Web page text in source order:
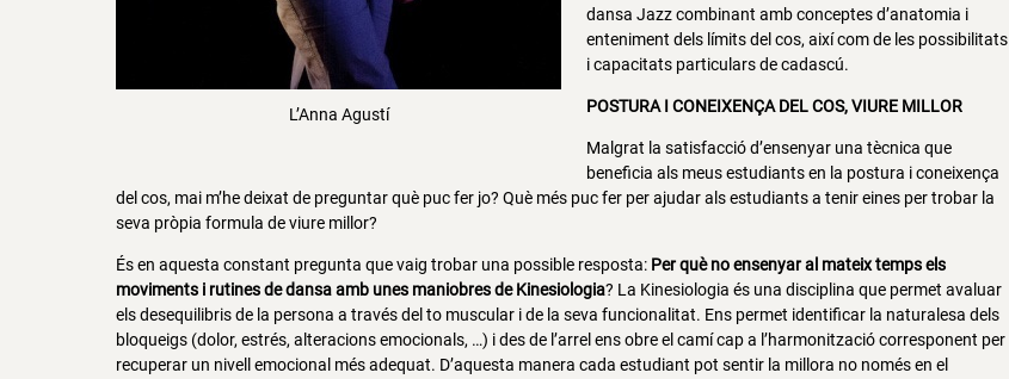
L’Anna Agustí
dansa Jazz combinant amb conceptes d’anatomia i
enteniment dels límits del cos, així com de les possibilitats
i capacitats particulars de cadascú.
POSTURA I CONEIXENÇA DEL COS, VIURE MILLOR
Malgrat la satisfacció d’ensenyar una tècnica que
beneficia als meus estudiants en la postura i coneixença
del cos, mai m’he deixat de preguntar què puc fer jo? Què més puc fer per ajudar als estudiants a tenir eines per trobar la
seva pròpia formula de viure millor?
És en aquesta constant pregunta que vaig trobar una possible resposta: Per què no ensenyar al mateix temps els
moviments i rutines de dansa amb unes maniobres de Kinesiologia? La Kinesiologia és una disciplina que permet avaluar
els desequilibris de la persona a través del to muscular i de la seva funcionalitat. Ens permet identificar la naturalesa dels
bloqueigs (dolor, estrés, alteracions emocionals, …) i des de l’arrel ens obre el camí cap a l’harmonització corresponent per
recuperar un nivell emocional més adequat. D’aquesta manera cada estudiant pot sentir la millora no només en el